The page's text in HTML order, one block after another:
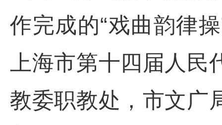
作完成的“戏曲韵律
上海市第十四届人
教委职教处，市文广